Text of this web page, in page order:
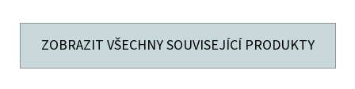
ZOBRAZIT VŠECHNY SOUVISEJÍCÍ PRODUKTY